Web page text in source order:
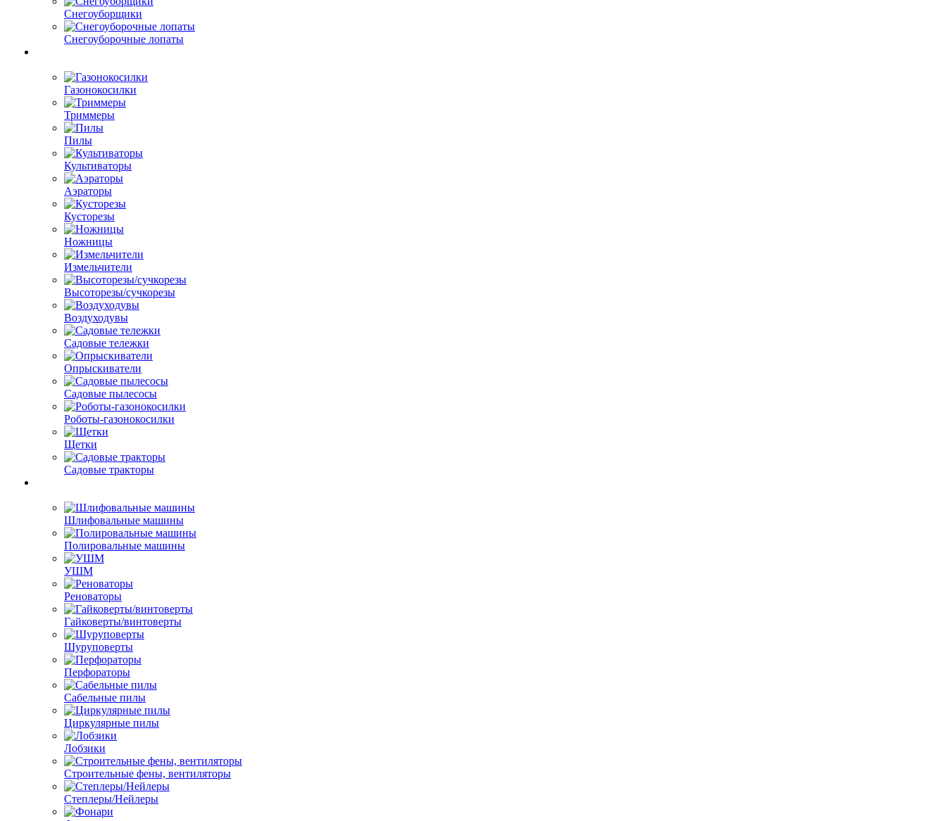
Снегоуборщики
Снегоуборочные лопаты
Газонокосилки
Триммеры
Пилы
Культиваторы
Аэраторы
Кусторезы
Ножницы
Измельчители
Высоторезы/сучкорезы
Воздуходувы
Садовые тележки
Опрыскиватели
Садовые пылесосы
Роботы-газонокосилки
Щетки
Садовые тракторы
Шлифовальные машины
Полировальные машины
УШМ
Реноваторы
Гайковерты/винтоверты
Шуруповерты
Перфораторы
Сабельные пилы
Циркулярные пилы
Лобзики
Строительные фены, вентиляторы
Степлеры/Нейлеры